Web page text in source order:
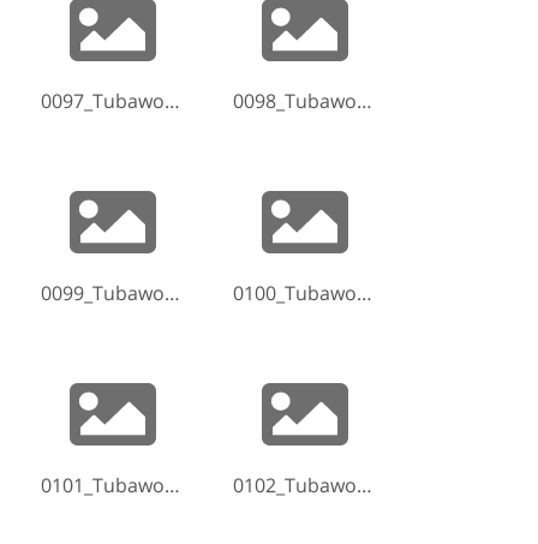
0097_Tubaworkshop-Hammelburg-2017-170521-221326.jpg 0098_Tubaworkshop-Hammelburg-2017-170521-221452.jpg
0099_Tubaworkshop-Hammelburg-2017-170521-221527.jpg 0100_Tubaworkshop-Hammelburg-2017-170521-221709.jpg
0101_Tubaworkshop-Hammelburg-2017-170521-221723.jpg 0102_Tubaworkshop-Hammelburg-2017-170521-223235.jpg